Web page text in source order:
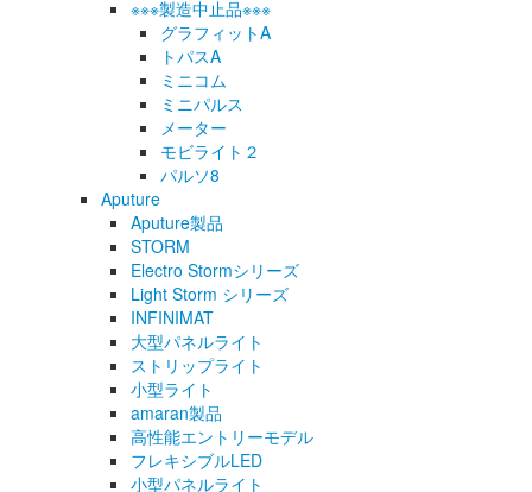
※※※製造中止品※※※
グラフィットA
トパスA
ミニコム
ミニパルス
メーター
モビライト２
パルソ8
Aputure
Aputure製品
STORM
Electro Stormシリーズ
Light Storm シリーズ
INFINIMAT
大型パネルライト
ストリップライト
小型ライト
amaran製品
高性能エントリーモデル
フレキシブルLED
小型パネルライト